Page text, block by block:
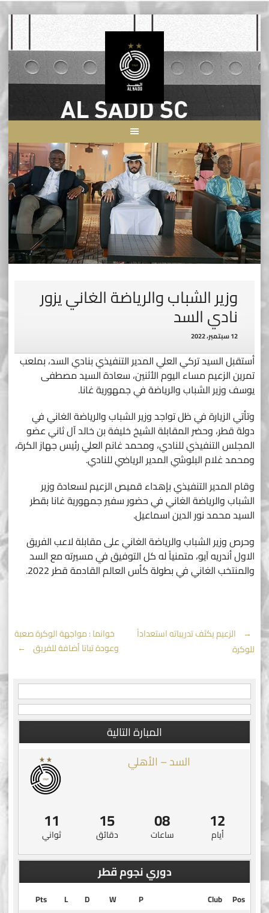
Skip
content
وزير الشباب والرياضة الغاني يزور
نادي السد
12 سبتمبر، 2022
أستقبل السيد تركي العلي المدير التنفيذي بنادي السد، بملعب
تمرين الزعيم مساء اليوم الأثنين، سعادة السيد مصطفى
يوسف وزير الشباب والرياضة في جمهورية غانا.
وتأتي الزيارة في ظل تواجد وزير الشباب والرياضة الغاني في
دولة قطر، وحضر المقابلة الشيخ خليفة بن خالد آل ثاني عضو
المجلس التنفيذي للنادي، ومحمد غانم العلي رئيس جهاز الكرة،
ومحمد غلام البلوشي المدير الرياضي للنادي.
وقام المدير التنفيذي بإهداء قميص الزعيم لسعادة وزير
الشباب والرياضة الغاني في حضور سفير جمهورية غانا بقطر
السيد محمد نور الدين اسماعيل.
وحرص وزير الشباب والرياضة الغاني على مقابلة لاعب الفريق
الاول أندريه آيو، متمنياً له كل التوفيق في مسيرته مع السد
والمنتخب الغاني في بطولة كأس العالم القادمة قطر 2022.
Post
navigation
←
الزعيم يكثف تدريباته استعداداً
للوكرة
خوانما : مواجهة الوكرة صعبة
وعودة تباتا أضافة للفريق →
المبارة التالية
السد – الأهلي
12
أيام
08
ساعات
15
دقائق
10
ثواني
دوري نجوم قطر
Pos
Club
P
W
D
L
Pts